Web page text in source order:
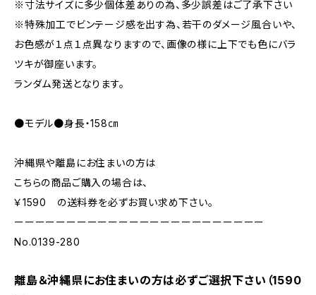
※寸法サイズに多少個体差ありの為、多少誤差はご了承下さい
※特殊加工でビンテージ感を出す為、若干のダメージ風合いや、
お色感が１点１点異なりますので、画像の様に上下でも色にバラ
ツキが御座います。
ランダム発送となります。
●モデル●身長・158㎝
沖縄県や離島にお住まいの方は
こちらの商品ご購入の場合は、
￥1590 の送料券を必ずお買い求め下さい。
ーーーーーーーーーーーーーーーーーーーーーーーー
No.0139-280
離島＆沖縄県にお住まいの方は必ずご選択下さい（1590